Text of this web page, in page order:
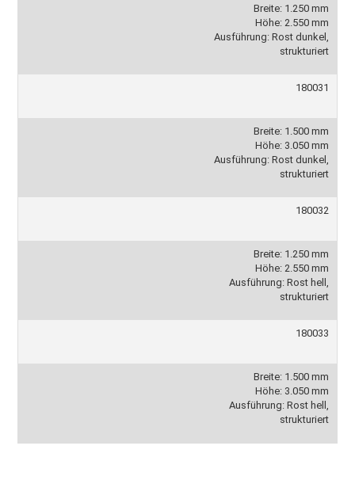
Breite: 1.250 mm
Höhe: 2.550 mm
Ausführung: Rost dunkel,
strukturiert
180031
Breite: 1.500 mm
Höhe: 3.050 mm
Ausführung: Rost dunkel,
strukturiert
180032
Breite: 1.250 mm
Höhe: 2.550 mm
Ausführung: Rost hell,
strukturiert
180033
Breite: 1.500 mm
Höhe: 3.050 mm
Ausführung: Rost hell,
strukturiert